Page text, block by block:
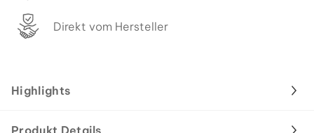
Direkt vom Hersteller
Highlights
Produkt Details